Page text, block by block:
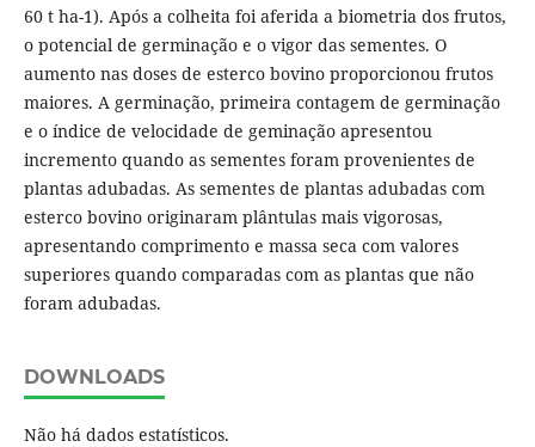
60 t ha-1). Após a colheita foi aferida a biometria dos frutos,
o potencial de germinação e o vigor das sementes. O
aumento nas doses de esterco bovino proporcionou frutos
maiores. A germinação, primeira contagem de germinação
e o índice de velocidade de geminação apresentou
incremento quando as sementes foram provenientes de
plantas adubadas. As sementes de plantas adubadas com
esterco bovino originaram plântulas mais vigorosas,
apresentando comprimento e massa seca com valores
superiores quando comparadas com as plantas que não
foram adubadas.
DOWNLOADS
Não há dados estatísticos.